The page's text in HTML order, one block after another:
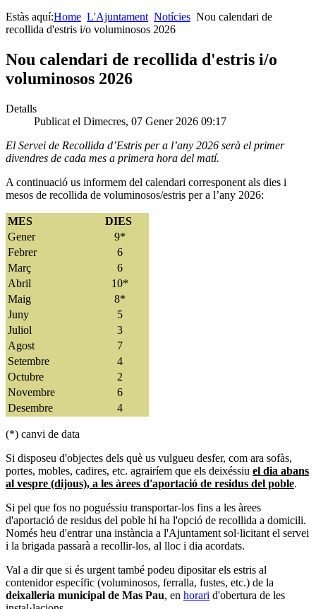
Estàs aquí:Home L'Ajuntament Notícies Nou calendari de
recollida d'estris i/o voluminosos 2026
Nou calendari de recollida d'estris i/o
voluminosos 2026
Detalls
Publicat el Dimecres, 07 Gener 2026 09:17
El Servei de Recollida d’Estris per a l’any 2026 serà el primer
divendres de cada mes a primera hora del matí.
A continuació us informem del calendari corresponent als dies i
mesos de recollida de voluminosos/estris per a l’any 2026:
MES
DIES
Gener
9*
Febrer
6
Març
6
Abril
10*
Maig
8*
Juny
5
Juliol
3
Agost
7
Setembre
4
Octubre
2
Novembre
6
Desembre
4
(*) canvi de data
Si disposeu d'objectes dels què us vulgueu desfer, com ara sofàs,
portes, mobles, cadires, etc. agrairíem que els deixéssiu el dia abans
al vespre (dijous), a les àrees d'aportació de residus del poble.
Si pel que fos no poguéssiu transportar-los fins a les àrees
d'aportació de residus del poble hi ha l'opció de recollida a domicili.
Només heu d'entrar una instància a l'Ajuntament sol·licitant el servei
i la brigada passarà a recollir-los, al lloc i dia acordats.
Val a dir que si és urgent també podeu dipositar els estris al
contenidor específic (voluminosos, ferralla, fustes, etc.) de la
deixalleria municipal de Mas Pau, en horari d'obertura de les